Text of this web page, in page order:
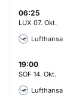
06:25
LUX 07. Okt.
Lufthansa
19:00
SOF 14. Okt.
Lufthansa